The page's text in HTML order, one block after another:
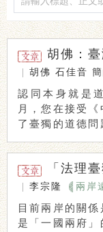
胡佛：
胡佛 石佳音
認同本身就是
月，您在接受
了臺獨的道德
「法理
李宗隆 兩岸
目前兩岸的關
是「一國兩府」